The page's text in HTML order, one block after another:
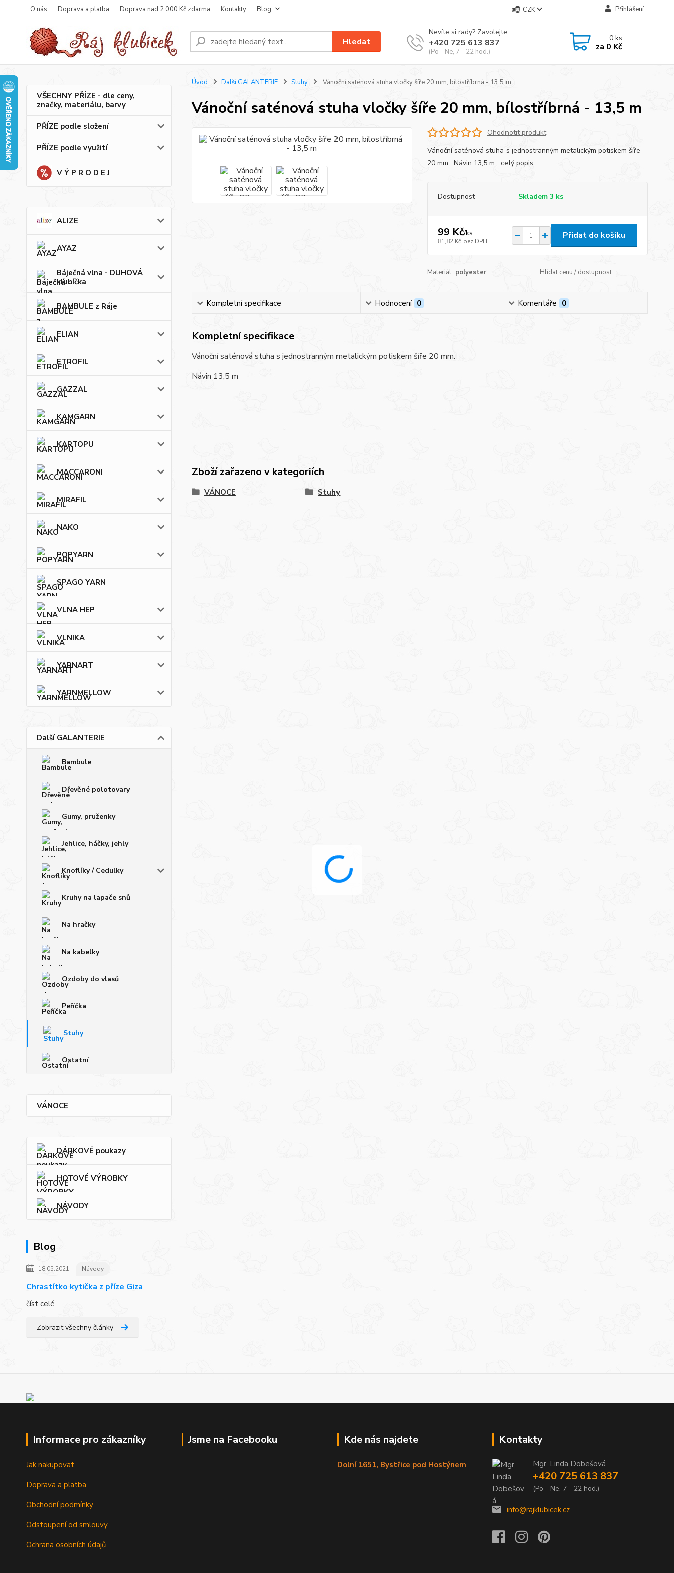
O nás Doprava a platba Doprava nad 2 000 Kč zdarma Kontakty Blog CZK Přihlášení
Hledat
Nevíte si rady? Zavolejte.
+420 725 613 837
(Po - Ne, 7 - 22 hod.)
0ks
za 0 Kč
VŠECHNY PŘÍZE - dle ceny,
značky, materiálu, barvy
PŘÍZE podle složení
PŘÍZE podle využití
V Ý P R O D E J
ALIZE
AYAZ
Báječná vlna - DUHOVÁ
klubíčka
BAMBULE z Ráje
ELIAN
ETROFIL
GAZZAL
KAMGARN
KARTOPU
MACCARONI
MIRAFIL
NAKO
POPYARN
SPAGO YARN
VLNA HEP
VLNIKA
YARNART
YARNMELLOW
Další GALANTERIE
Bambule
Dřevěné polotovary
Gumy, pruženky
Jehlice, háčky, jehly
Knoflíky / Cedulky
Kruhy na lapače snů
Na hračky
Na kabelky
Ozdoby do vlasů
Peříčka
Stuhy
Ostatní
VÁNOCE
DÁRKOVÉ poukazy
HOTOVÉ VÝROBKY
NÁVODY
Blog
18.05.2021 Návody
Chrastítko kytička z příze Giza
číst celé
Zobrazit všechny články
Úvod Další GALANTERIE Stuhy Vánoční saténová stuha vločky šíře 20 mm, bílostříbrná - 13,5 m
Vánoční saténová stuha vločky šíře 20 mm, bílostříbrná - 13,5 m
Ohodnotit produkt
Vánoční saténová stuha s jednostranným metalickým potiskem šíře
20 mm. Návin 13,5 m celý popis
Dostupnost Skladem 3 ks
99 Kč/ks
81,82 Kč bez DPH
Přidat do košíku
Materiál: polyester Hlídat cenu / dostupnost
Kompletní specifikace Hodnocení 0 Komentáře 0
Kompletní specifikace
Vánoční saténová stuha s jednostranným metalickým potiskem šíře 20 mm.
Návin 13,5 m
Zboží zařazeno v kategoriích
VÁNOCE Stuhy
Informace pro zákazníky
Jak nakupovat
Doprava a platba
Obchodní podmínky
Odstoupení od smlouvy
Ochrana osobních údajů
Jsme na Facebooku Kde nás najdete
Dolní 1651, Bystřice pod Hostýnem
Kontakty
Mgr. Linda Dobešová
+420 725 613 837
(Po - Ne, 7 - 22 hod.)
info@rajklubicek.cz